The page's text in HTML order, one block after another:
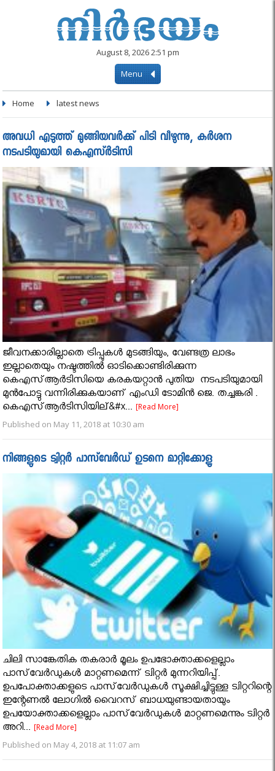
August 8, 2026 2:51 pm
Menu
Home latest news
അവധി എടുത്ത് മുങ്ങിയവർക്ക് പിടി വീഴുന്നു, കർശന
നടപടിയുമായി കെഎസ്ര്‍ടിസി
ജീവനക്കാരില്ലാതെ ട്രിപ്പുകള്‍ മുടങ്ങിയും, വേണ്ടത്ര ലാഭം
ഇല്ലാതെയും നഷ്ടത്തിൽ ഓടിക്കൊണ്ടിരിക്കുന്ന
കെഎസ്ആര്‍ടിസിയെ കരകയറ്റാൻ പുതിയ നടപടിയുമായി
മുൻപോട്ടു വന്നിരിക്കുകയാണ് എംഡി ടോമിന്‍ ജെ. തച്ചങ്കരി .
കെഎസ്ആര്‍ടിസിയില്&#x...[Read More]
Published on May 11, 2018 at 10:30 am
നിങ്ങളുടെ ട്വിറ്റർ പാസ്‌വേർഡ് ഉടനെ മാറ്റിക്കോളൂ
ചിലി സാങ്കേതിക തകരാർ മൂലം ഉപഭോക്താക്കളെല്ലാം
പാസ്‌വേർഡുകൾ മാറ്റണമെന്ന് ട്വിറ്റർ മുന്നറിയിപ്പ്.
ഉപപോക്താക്കളുടെ പാസ്‌വേർഡുകൾ സൂക്ഷിച്ചിട്ടുള്ള ട്വിറ്ററിന്റെ
ഇന്റേണൽ ലോഗിൽ വൈറസ് ബാധയുണ്ടായതായും
ഉപയോക്താക്കളെല്ലാം പാസ്‌വേർഡുകൾ മാറ്റണമെന്നും ട്വിറ്റർ
അറി...[Read More]
Published on May 4, 2018 at 11:07 am